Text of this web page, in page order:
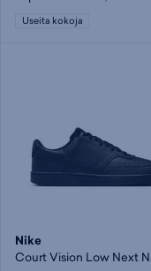
Useita kokoja
Nike